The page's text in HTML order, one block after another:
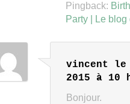
Pingback:
Party | Le blog
vincent
le
2015 à 10
Bonjour.